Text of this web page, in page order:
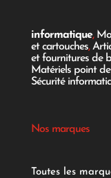
informatique,
et cartouches,
et fournitures de
Matériels point
Sécurité
Nos marques
Toutes les